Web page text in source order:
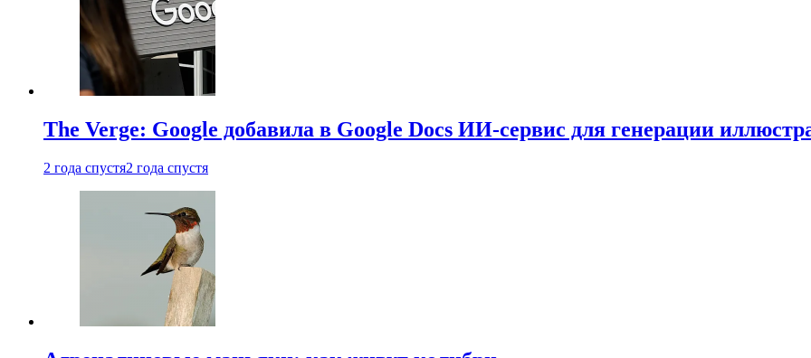
The Verge: Google добавила в Google Docs ИИ-сервис для генерации
2 года спустя2 года спустя